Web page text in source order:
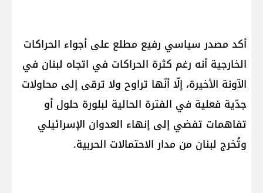
أكد مصدر سياسي رفيع مطلع على أجواء الحراكات
الخارجية أنه رغم كثرة الحراكات في اتجاه لبنان في
الآونة الأخيرة، إلّا أنّها تراوح ولا ترقى إلى محاولات
جدّية فعلية في الفترة الحالية لبلورة حلول أو
تفاهمات تفضي إلى إنهاء العدوان الإسرائيلي
وتُخرج لبنان من مدار الاحتمالات الحربية.